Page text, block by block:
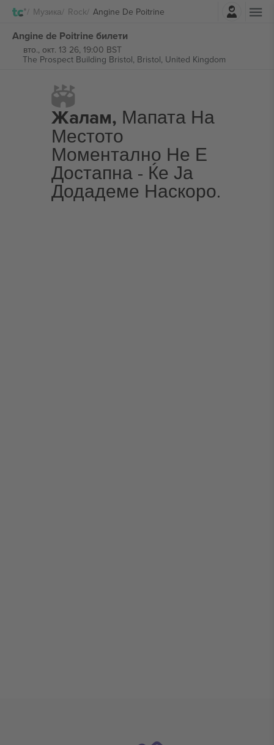
Музика Rock Angine De PoitrineНајави се
Angine de Poitrine билети
вто., окт. 13 26, 19:00 BST
The Prospect Building Bristol, Bristol, United Kingdom
Жалам, Мапата На
Местото
Моментално Не Е
Достапна - Ќе Ја
Додадеме Наскоро.